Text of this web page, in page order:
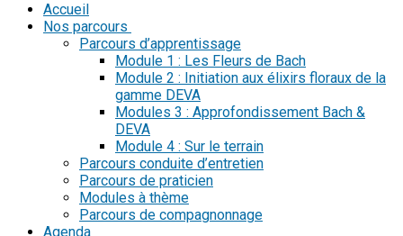
Accueil
Nos parcours
Parcours d’apprentissage
Module 1 : Les Fleurs de Bach
Module 2 : Initiation aux élixirs floraux de la
gamme DEVA
Modules 3 : Approfondissement Bach &
DEVA
Module 4 : Sur le terrain
Parcours conduite d’entretien
Parcours de praticien
Modules à thème
Parcours de compagnonnage
Agenda